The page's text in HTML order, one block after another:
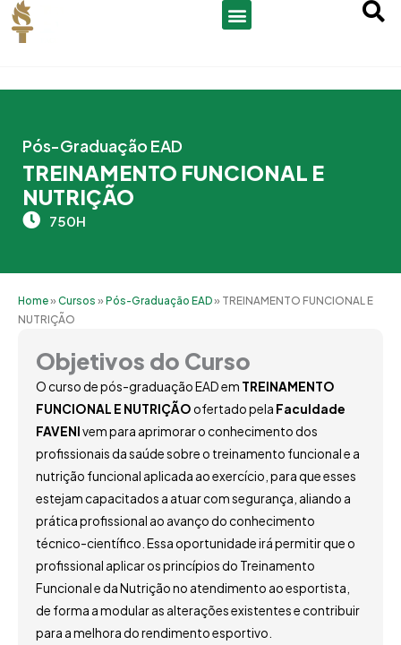
para
Pós-Graduação EAD
TREINAMENTO FUNCIONAL E
NUTRIÇÃO
750H
Home»Cursos »Pós-Graduação EAD» TREINAMENTO FUNCIONAL E
NUTRIÇÃO
Objetivos do Curso
O curso de pós-graduação EAD em TREINAMENTO
FUNCIONAL E NUTRIÇÃO ofertado pela Faculdade
FAVENIvem para aprimorar o conhecimento dos
profissionais da saúde sobre o treinamento funcional e a
nutrição funcional aplicada ao exercício, para que esses
estejam capacitados a atuar com segurança, aliando a
prática profissional ao avanço do conhecimento
técnico-científico. Essa oportunidade irá permitir que o
profissional aplicar os princípios do Treinamento
Funcional e da Nutrição no atendimento ao esportista,
de forma a modular as alterações existentes e contribuir
para a melhora do rendimento esportivo.